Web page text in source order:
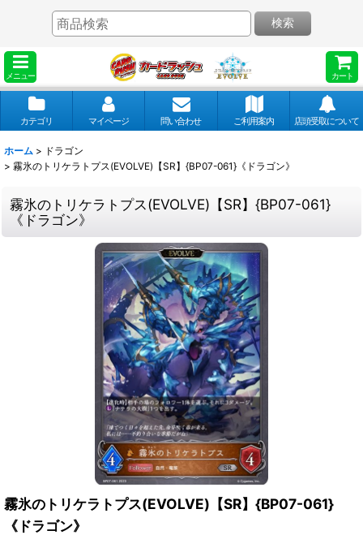
メニュー カート
検索
カテゴリ マイページ 問い合わせ ご利用案内 店頭受取について
ホーム > ドラゴン
> 霧氷のトリケラトプス(EVOLVE)【SR】{BP07-061}《ドラゴン》
霧氷のトリケラトプス(EVOLVE)【SR】{BP07-061}
《ドラゴン》
霧氷のトリケラトプス(EVOLVE)【SR】{BP07-061}
《ドラゴン》